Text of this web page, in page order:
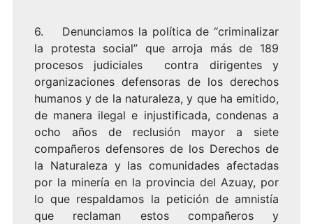
6. Denunciamos la política de “criminalizar
la protesta social” que arroja más de 189
procesos judiciales contra dirigentes y
organizaciones defensoras de los derechos
humanos y de la naturaleza, y que ha emitido,
de manera ilegal e injustificada, condenas a
ocho años de reclusión mayor a siete
compañeros defensores de los Derechos de
la Naturaleza y las comunidades afectadas
por la minería en la provincia del Azuay, por
lo que respaldamos la petición de amnistía
que reclaman estos compañeros y